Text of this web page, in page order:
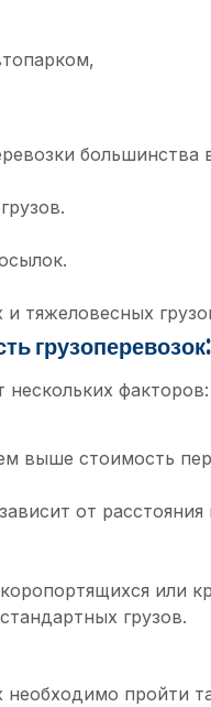
большинства
и тяжеловесных
грузоперевозок:
нескольких факторов:
выше стоимость
от
или
грузов.
пройти